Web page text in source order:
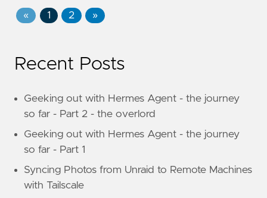
« 1 2 »
Recent Posts
Geeking out with Hermes Agent - the journey
so far - Part 2 - the overlord
Geeking out with Hermes Agent - the journey
so far - Part 1
Syncing Photos from Unraid to Remote Machines
with Tailscale